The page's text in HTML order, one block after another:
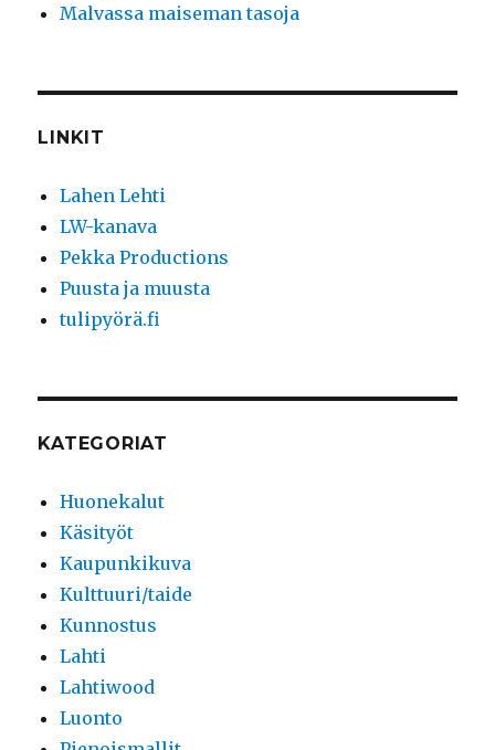
Malvassa maiseman tasoja
LINKIT
Lahen Lehti
LW-kanava
Pekka Productions
Puusta ja muusta
tulipyörä.fi
KATEGORIAT
Huonekalut
Käsityöt
Kaupunkikuva
Kulttuuri/taide
Kunnostus
Lahti
Lahtiwood
Luonto